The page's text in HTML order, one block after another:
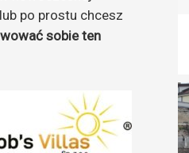
po prostu chcesz
sobie ten